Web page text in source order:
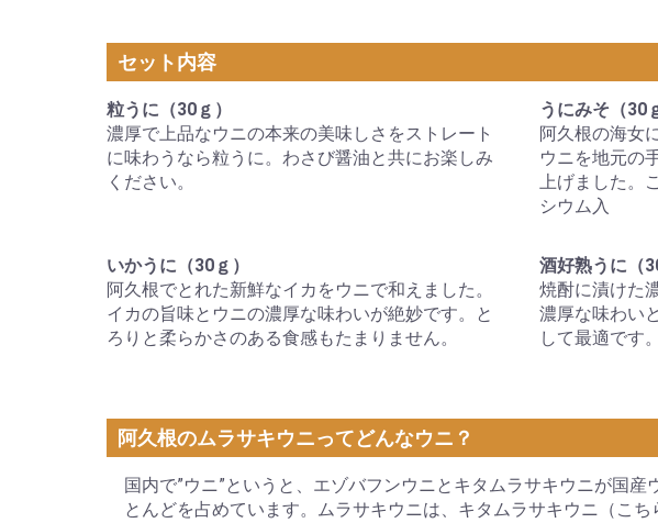
セット内容
粒うに（30ｇ）
濃厚で上品なウニの本来の美味しさをストレート
に味わうなら粒うに。わさび醤油と共にお楽しみ
ください。
うにみそ（30
阿久根の海女
ウニを地元の
上げました。
シウム入
いかうに（30ｇ）
阿久根でとれた新鮮なイカをウニで和えました。
イカの旨味とウニの濃厚な味わいが絶妙です。と
ろりと柔らかさのある食感もたまりません。
酒好熟うに（
焼酎に漬けた
濃厚な味わい
して最適です。
阿久根のムラサキウニってどんなウニ？
国内で”ウニ”というと、エゾバフンウニとキタムラサキウニが国産
とんどを占めています。ムラサキウニは、キタムラサキウニ（こち